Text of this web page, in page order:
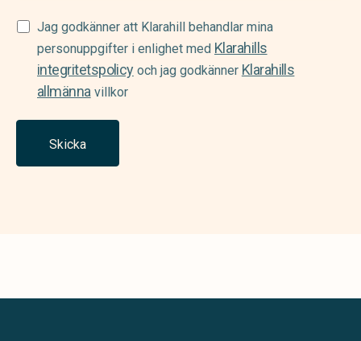
Samtycke
(Required)
Jag godkänner att Klarahill behandlar mina
personuppgifter i enlighet med Klarahills
integritetspolicyoch jag godkänner Klarahills
allmännavillkor
Skicka